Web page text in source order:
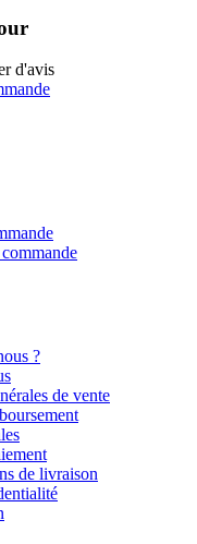
d'avis
?
de vente
de livraison